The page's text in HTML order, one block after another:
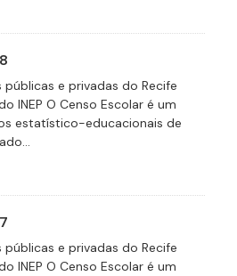
e privadas do Recife
INEP O Censo Escolar é um
estatístico-educacionais de
e privadas do Recife
INEP O Censo Escolar é um